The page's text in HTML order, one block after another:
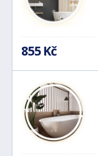
855 Kč